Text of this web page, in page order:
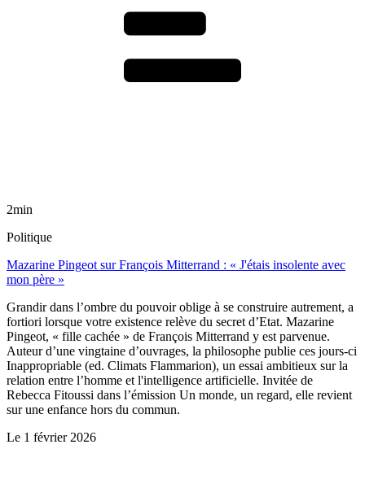
2min
Politique
Mazarine Pingeot sur François Mitterrand : « J'étais insolente avec
mon père »
Grandir dans l’ombre du pouvoir oblige à se construire autrement, a
fortiori lorsque votre existence relève du secret d’Etat. Mazarine
Pingeot, « fille cachée » de François Mitterrand y est parvenue.
Auteur d’une vingtaine d’ouvrages, la philosophe publie ces jours-ci
Inappropriable (ed. Climats Flammarion), un essai ambitieux sur la
relation entre l’homme et l'intelligence artificielle. Invitée de
Rebecca Fitoussi dans l’émission Un monde, un regard, elle revient
sur une enfance hors du commun.
Le 1 février 2026